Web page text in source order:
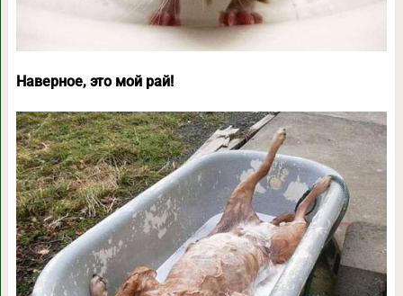
Наверное, это мой рай!